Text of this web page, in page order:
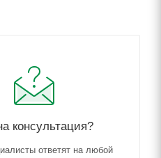
консультация?
ответят на любой